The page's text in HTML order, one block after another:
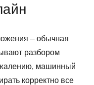
– обычная
разбором
машинный
корректно все